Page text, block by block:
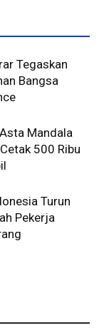
Tegaskan
Bangsa
Mandala
500 Ribu
Turun
Pekerja